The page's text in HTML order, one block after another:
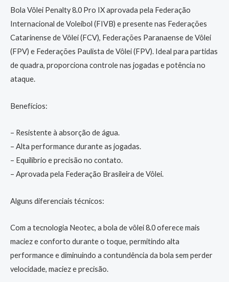
Bola Vôlei Penalty 8.0 Pro IX aprovada pela Federação
Internacional de Voleibol (FIVB) e presente nas Federações
Catarinense de Vôlei (FCV), Federações Paranaense de Vôlei
(FPV) e Federações Paulista de Vôlei (FPV). Ideal para partidas
de quadra, proporciona controle nas jogadas e potência no
ataque.
Benefícios:
– Resistente à absorção de água.
– Alta performance durante as jogadas.
– Equilíbrio e precisão no contato.
– Aprovada pela Federação Brasileira de Vôlei.
Alguns diferenciais técnicos:
Com a tecnologia Neotec, a bola de vôlei 8.0 oferece mais
maciez e conforto durante o toque, permitindo alta
performance e diminuindo a contundência da bola sem perder
velocidade, maciez e precisão.